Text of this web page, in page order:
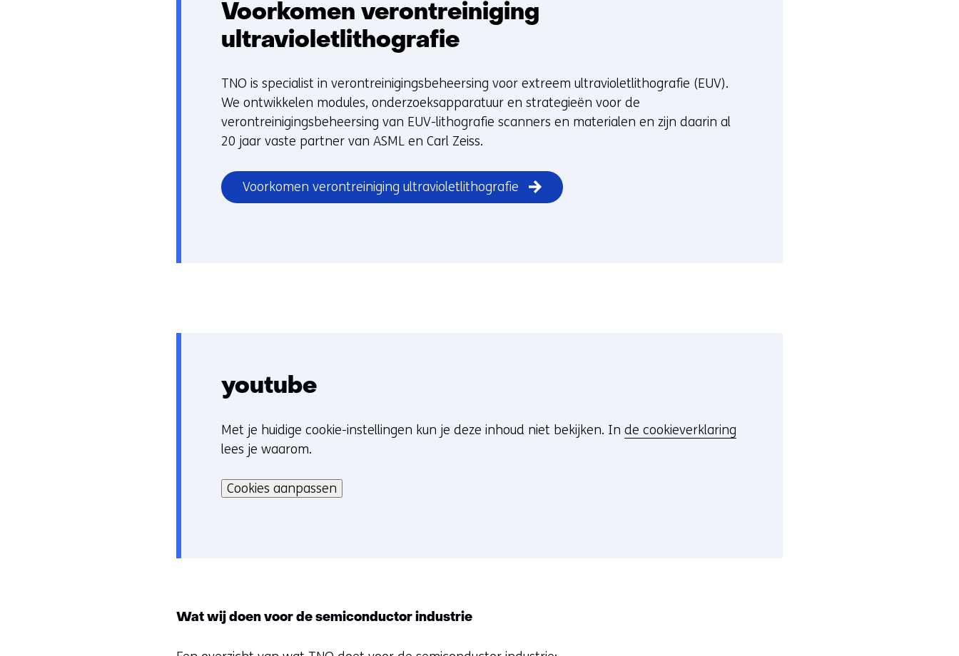
Voorkomen verontreiniging
ultravioletlithografie
TNO is specialist in verontreinigingsbeheersing voor extreem ultravioletlithografie (EUV).
We ontwikkelen modules, onderzoeksapparatuur en strategieën voor de
verontreinigingsbeheersing van EUV-lithografie scanners en materialen en zijn daarin al
20 jaar vaste partner van ASML en Carl Zeiss.
Voorkomen verontreiniging ultravioletlithografie
youtube
C
o
k
k
Met je huidige cookie-instellingen kun je deze inhoud niet bekijken. Inde cookieverklaring
lees je waarom.
kan
website
Cookies aanpassen
Wat wij doen voor de semiconductor industrie